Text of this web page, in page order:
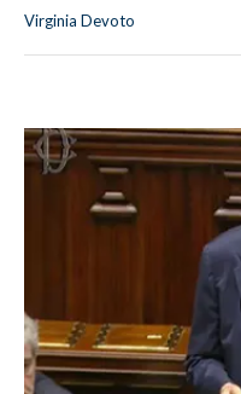
Virginia Devoto